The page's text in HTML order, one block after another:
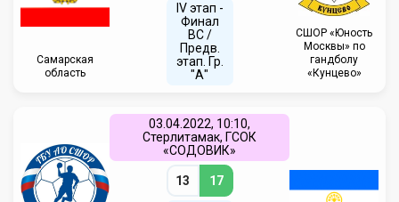
Самарская
область
IV этап -
Финал
ВС /
Предв.
этап. Гр.
"А"
CШОР «Юность
Москвы» по
гандболу
«Кунцево»
03.04.2022, 10:10,
Стерлитамак, ГСОК
«СОДОВИК»
13 17